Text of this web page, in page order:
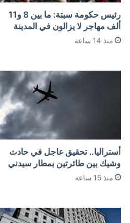
رئيس حكومة سبتة: ما بين 8 و11
ألف مهاجر لا يزالون في المدينة
منذ 14 ساعة
أستراليا.. تحقيق عاجل في حادث
وشيك بين طائرتين بمطار سيدني
منذ 15 ساعة